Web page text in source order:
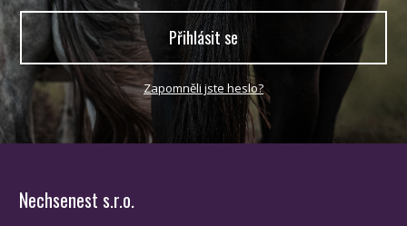
Přihlásit se
Zapomněli jste heslo?
Nechsenest s.r.o.